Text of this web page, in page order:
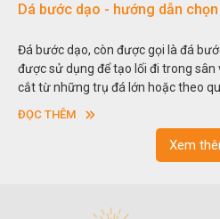
Dá bước dạo - hướng dẫn
Đá bước dạo, còn được gọi là đá
được sử dụng để tạo lối đi trong
cắt từ những trụ đá lớn hoặc theo
vuông hoặc hình chữ nhật và có độ
ĐỌC THÊM
Xem